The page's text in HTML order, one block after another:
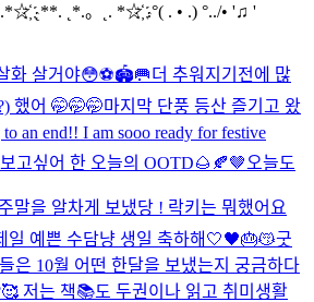
˛**. ˛*.。˛. *☆҉ .°( . • .) °../• '♫ '
화 살거야😳⚽️🏟️🥅더 추워지기전에 많
했어 🤭🤭🤭마지막 단풍 등산 즐기고 왔
an end!! I am sooo ready for festive
고싶어 한 오늘의 OOTD🌰🍂🤎 오늘도
말을 알차게 보냈당 ! 락키는 뭐했어요
일 예쁜 수담냥 생일 축하해🤍🖤🎂😽굿
은 10월 어떤 한달을 보냈는지 궁금하다
저는 책📚도 두권이나 읽고 취미생활